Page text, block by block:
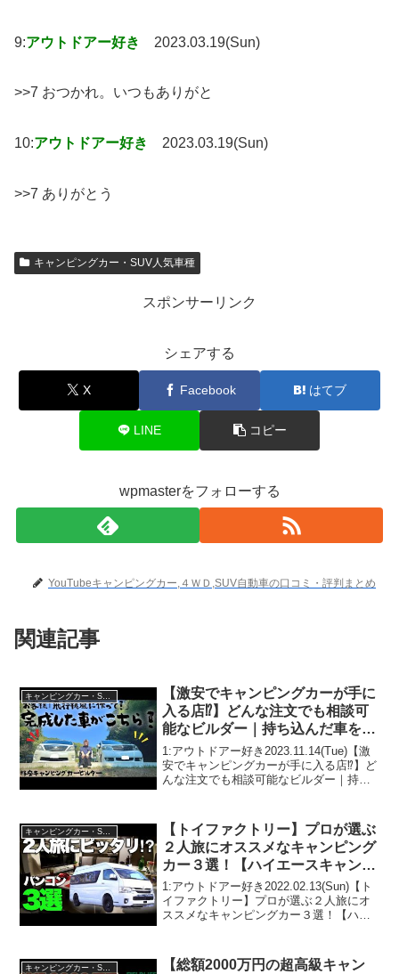
9:アウトドアー好き 2023.03.19(Sun)
>>7 おつかれ。いつもありがと
10:アウトドアー好き 2023.03.19(Sun)
>>7 ありがとう
キャンピングカー・SUV人気車種
スポンサーリンク
シェアする
X Facebook はてブ
LINE コピー
wpmasterをフォローする
YouTubeキャンピングカー,４ＷＤ,SUV自動車の口コミ・評判まとめ
関連記事
【激安でキャンピングカーが手に
入る店⁉︎】どんな注文でも相談可
能なビルダー｜持ち込んだ車を飛
行機風に作ってくださいというす
ごい注文を受けて完成したキャン
ピングカーが凄い！【OUT +】
1:アウトドアー好き2023.11.14(Tue)【激
安でキャンピングカーが手に入る店⁉︎】ど
んな注文でも相談可能なビルダー｜持ち
ピングカーが凄い！【OUT +】って人...
キャンピングカー・SUV人気車種
【トイファクトリー】プロが選ぶ
２人旅にオススメなキャンピング
カー３選！【ハイエースキャンピ
ングカー】
1:アウトドアー好き2022.02.13(Sun)【ト
イファクトリー】プロが選ぶ２人旅にオ
ススメなキャンピングカー３選！【ハイ
ドアー好き2022.02.13(Sun)...
【総額2000万円の超高級キャン